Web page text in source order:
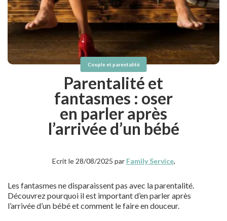
Couple et parentalité
Parentalité et
fantasmes : oser
en parler après
l’arrivée d’un bébé
Ecrit le 28/08/2025 par Family Service,
Les fantasmes ne disparaissent pas avec la parentalité.
Découvrez pourquoi il est important d’en parler après
l’arrivée d’un bébé et comment le faire en douceur.